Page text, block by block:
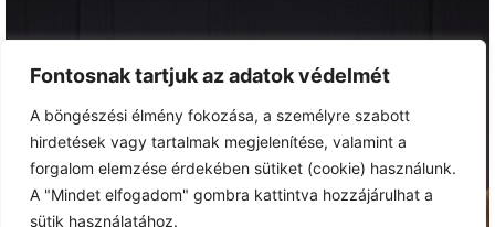
Fontosnak tartjuk az adatok védelmét
A böngészési élmény fokozása, a személyre szabott
hirdetések vagy tartalmak megjelenítése, valamint a
forgalom elemzése érdekében sütiket (cookie) használunk.
A "Mindet elfogadom" gombra kattintva hozzájárulhat a
sütik használatához.